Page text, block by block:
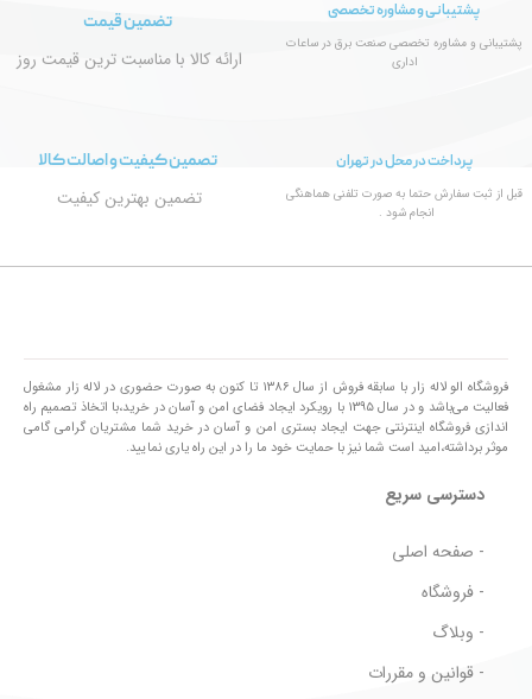
پشتیبانی و مشاوره تخصصی
پشتیبانی و مشاوره تخصصی صنعت برق در ساعات
اداری
تضمین قیمت
ارائه کالا با مناسبت ترین قیمت روز
پرداخت در محل در تهران
قبل از ثبت سفارش حتما به صورت تلفنی هماهنگی
انجام شود .
تصمین کیفیت و اصالت کالا
تضمین بهترین کیفیت
فروشگاه الو لاله زار با سابقه فروش از سال ۱۳۸۶ تا کنون به صورت حضوری در لاله زار مشغول
فعالیت می‌باشد و در سال ۱۳۹۵ با رویکرد ایجاد فضای امن و آسان در خرید،با اتخاذ تصمیم راه
اندازی فروشگاه اینترنتی جهت ایجاد بستری امن و آسان در خرید شما مشتریان گرامی گامی
موثر برداشته،امید است شما نیز با حمایت خود ما را در این راه یاری نمایید.
دسترسی سریع
- صفحه اصلی
- فروشگاه
- وبلاگ
- قوانین و مقررات